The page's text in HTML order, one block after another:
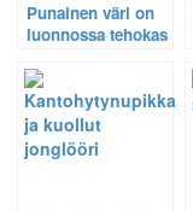
Punainen väri on
luonnossa tehokas
vaaleanpunainen
sienikin.